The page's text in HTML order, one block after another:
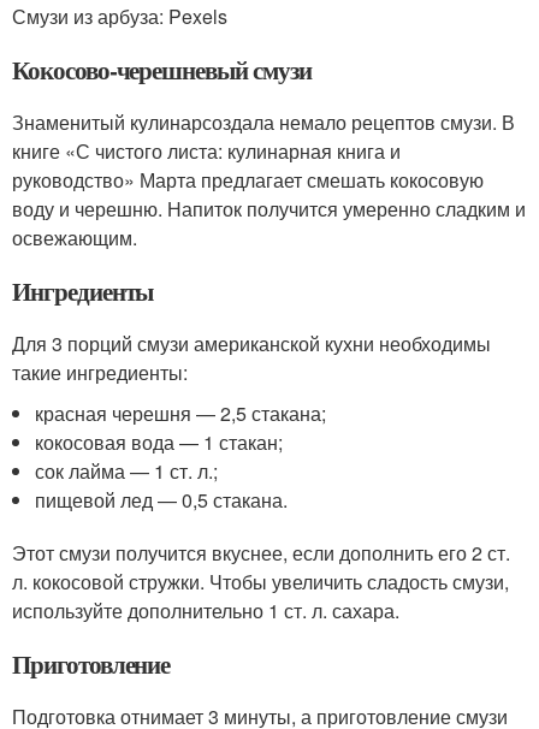
Смузи из арбуза: Pexels
Кокосово-черешневый смузи
Знаменитый кулинарсоздала немало рецептов смузи. В
книге «С чистого листа: кулинарная книга и
руководство» Марта предлагает смешать кокосовую
воду и черешню. Напиток получится умеренно сладким и
освежающим.
Ингредиенты
Для 3 порций смузи американской кухни необходимы
такие ингредиенты:
красная черешня — 2,5 стакана;
кокосовая вода — 1 стакан;
сок лайма — 1 ст. л.;
пищевой лед — 0,5 стакана.
Этот смузи получится вкуснее, если дополнить его 2 ст.
л. кокосовой стружки. Чтобы увеличить сладость смузи,
используйте дополнительно 1 ст. л. сахара.
Приготовление
Подготовка отнимает 3 минуты, а приготовление смузи